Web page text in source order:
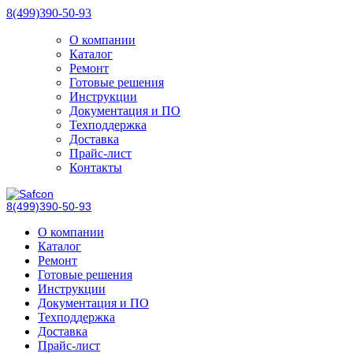
8(499)390-50-93
О компании
Каталог
Ремонт
Готовые решения
Инструкции
Документация и ПО
Техподдержка
Доставка
Прайс-лист
Контакты
8(499)390-50-93
О компании
Каталог
Ремонт
Готовые решения
Инструкции
Документация и ПО
Техподдержка
Доставка
Прайс-лист